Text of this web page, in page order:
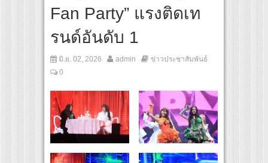
Fan Party” แรงติดเท
รนด์อันดับ 1
มิ.ย. 02, 2026 admin
ข่าวประชาสัมพันธ์
0